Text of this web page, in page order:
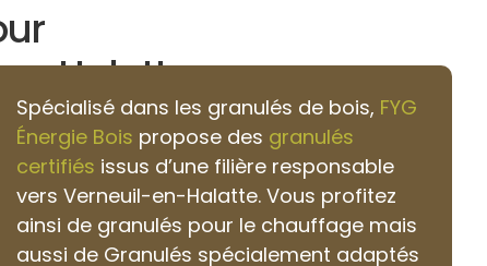
Halatte
Spécialisé dans les granulés de bois, FYG
Énergie Bois propose des granulés
certifiés issus d’une filière responsable
vers Verneuil-en-Halatte. Vous profitez
ainsi de granulés pour le chauffage mais
aussi de Granulés spécialement adaptés